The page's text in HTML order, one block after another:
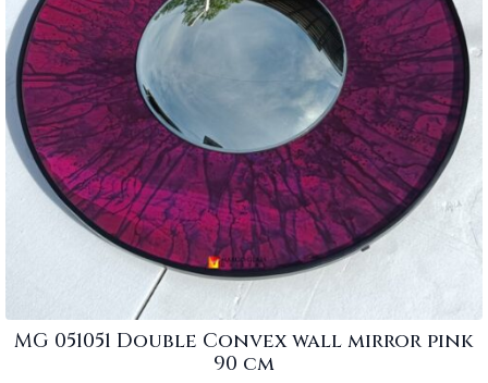
MG 051051 Double Convex wall mirror pink
90 cm